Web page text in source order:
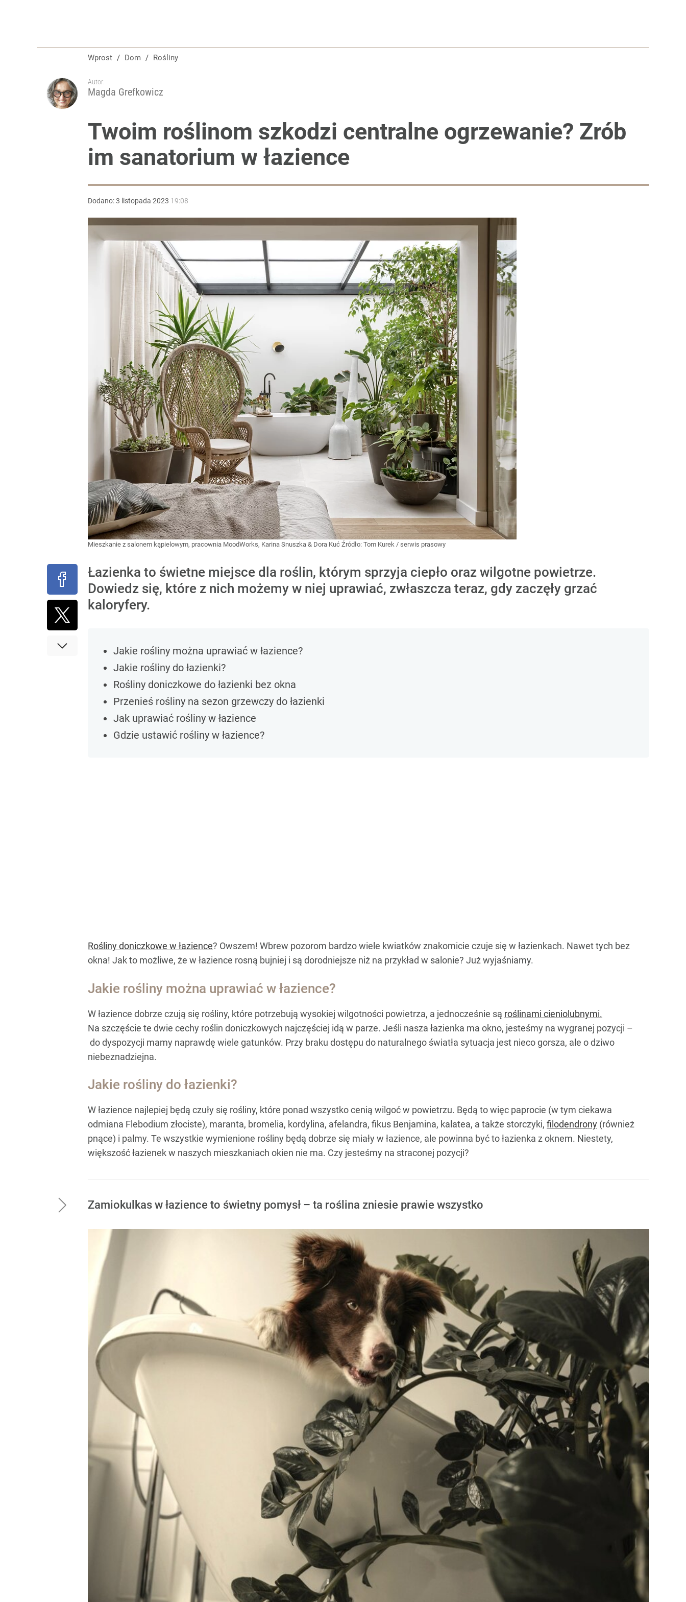
Wprost / Dom / Rośliny
Autor:
Magda Grefkowicz
Twoim roślinom szkodzi centralne ogrzewanie? Zrób
im sanatorium w łazience
Dodano:3 listopada 2023 19:08
Mieszkanie z salonem kąpielowym, pracownia MoodWorks, Karina Snuszka & Dora Kuć Źródło: Tom Kurek / serwis prasowy
Łazienka to świetne miejsce dla roślin, którym sprzyja ciepło oraz wilgotne powietrze.
Dowiedz się, które z nich możemy w niej uprawiać, zwłaszcza teraz, gdy zaczęły grzać
kaloryfery.
Jakie rośliny można uprawiać w łazience?
Jakie rośliny do łazienki?
Rośliny doniczkowe do łazienki bez okna
Przenieś rośliny na sezon grzewczy do łazienki
Jak uprawiać rośliny w łazience
Gdzie ustawić rośliny w łazience?
Rośliny doniczkowe w łazience? Owszem! Wbrew pozorom bardzo wiele kwiatków znakomicie czuje się w łazienkach. Nawet tych bez
okna! Jak to możliwe, że w łazience rosną bujniej i są dorodniejsze niż na przykład w salonie? Już wyjaśniamy.
Jakie rośliny można uprawiać w łazience?
W łazience dobrze czują się rośliny, które potrzebują wysokiej wilgotności powietrza, a jednocześnie są roślinami cieniolubnymi.
Na szczęście te dwie cechy roślin doniczkowych najczęściej idą w parze. Jeśli nasza łazienka ma okno, jesteśmy na wygranej pozycji –
do dyspozycji mamy naprawdę wiele gatunków. Przy braku dostępu do naturalnego światła sytuacja jest nieco gorsza, ale o dziwo
niebeznadziejna.
Jakie rośliny do łazienki?
W łazience najlepiej będą czuły się rośliny, które ponad wszystko cenią wilgoć w powietrzu. Będą to więc paprocie (w tym ciekawa
odmiana Flebodium złociste), maranta, bromelia, kordylina, afelandra, fikus Benjamina, kalatea, a także storczyki, filodendrony (również
pnące) i palmy. Te wszystkie wymienione rośliny będą dobrze się miały w łazience, ale powinna być to łazienka z oknem. Niestety,
większość łazienek w naszych mieszkaniach okien nie ma. Czy jesteśmy na straconej pozycji?
Zamiokulkas w łazience to świetny pomysł – ta roślina zniesie prawie wszystko